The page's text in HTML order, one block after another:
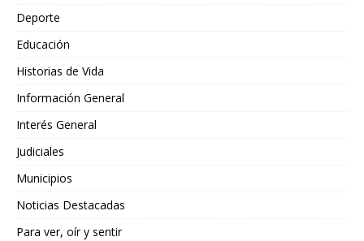
Deporte
Educación
Historias de Vida
Información General
Interés General
Judiciales
Municipios
Noticias Destacadas
Para ver, oír y sentir